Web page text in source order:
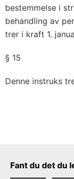
bestemmelse i
behandling av
trer i kraft 1.
§ 15
Denne instruks
Fant du det du